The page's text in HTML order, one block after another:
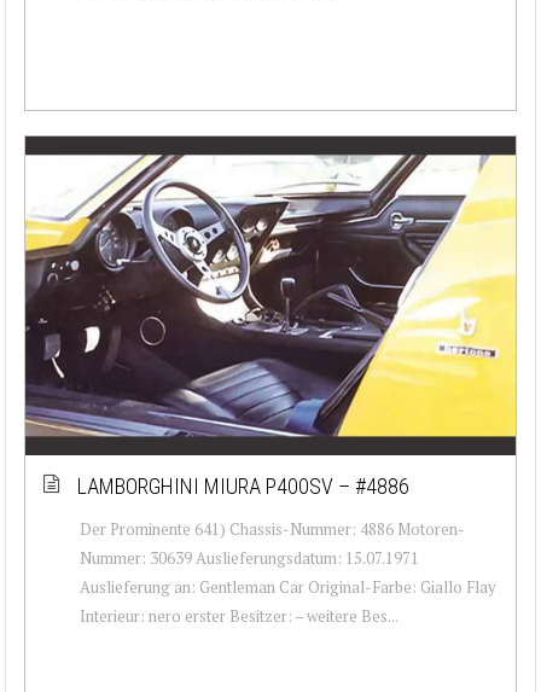
LAMBORGHINI MIURA P400SV – #4886
Der Prominente 641) Chassis-Nummer: 4886 Motoren-
Nummer: 30639 Auslieferungsdatum: 15.07.1971
Auslieferung an: Gentleman Car Original-Farbe: Giallo Flay
Interieur: nero erster Besitzer: – weitere Bes...